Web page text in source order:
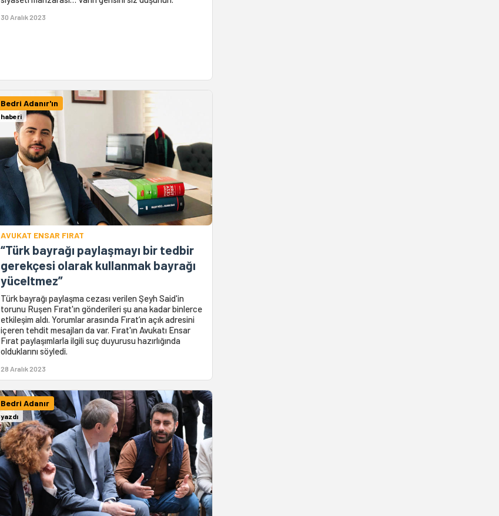
30 Aralık 2023
Bedri Adanır'ın
haberi
AVUKAT ENSAR FIRAT
“Türk bayrağı paylaşmayı bir tedbir
gerekçesi olarak kullanmak bayrağı
yüceltmez”
Türk bayrağı paylaşma cezası verilen Şeyh Said'in
torunu Ruşen Fırat'ın gönderileri şu ana kadar binlerce
etkileşim aldı. Yorumlar arasında Fırat’ın açık adresini
içeren tehdit mesajları da var. Fırat'ın Avukatı Ensar
Fırat paylaşımlarla ilgili suç duyurusu hazırlığında
olduklarını söyledi.
28 Aralık 2023
Bedri Adanır
yazdı